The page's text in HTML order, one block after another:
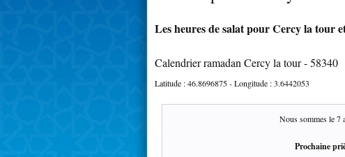
Les heures de salat pour Cercy la tour
Calendrier ramadan Cercy la tour - 58340
Latitude :46.8696875- Longitude :3.6442053
Nous sommes le7
Prochaine